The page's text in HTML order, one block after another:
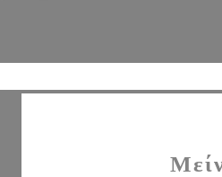
Facebook ((ανοίγει σε νέο